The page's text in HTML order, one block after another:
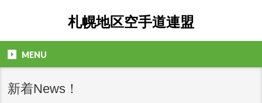
札幌地区空手道連盟
MENU
新着News！